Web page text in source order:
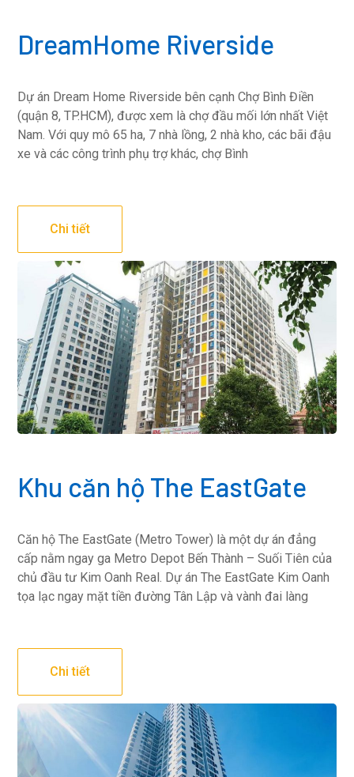
DreamHome Riverside
Dự án Dream Home Riverside bên cạnh Chợ Bình Điền
(quận 8, TP.HCM), được xem là chợ đầu mối lớn nhất Việt
Nam. Với quy mô 65 ha, 7 nhà lồng, 2 nhà kho, các bãi đậu
xe và các công trình phụ trợ khác, chợ Bình
Chi tiết
Khu căn hộ The EastGate
Căn hộ The EastGate (Metro Tower) là một dự án đẳng
cấp nằm ngay ga Metro Depot Bến Thành – Suối Tiên của
chủ đầu tư Kim Oanh Real. Dự án The EastGate Kim Oanh
tọa lạc ngay mặt tiền đường Tân Lập và vành đai làng
Chi tiết